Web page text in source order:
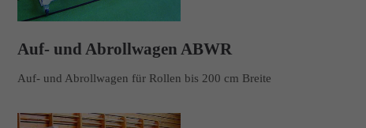
Auf- und Abrollwagen ABWR
Auf- und Abrollwagen für Rollen bis 200 cm Breite